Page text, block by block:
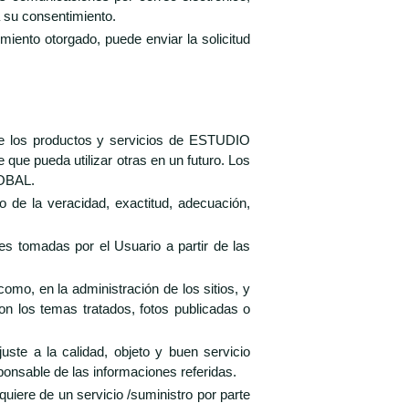
consentimiento.
otorgado, puede enviar la solicitud
los productos y servicios de ESTUDIO
pueda utilizar otras en un futuro. Los
la veracidad, exactitud, adecuación,
tomadas por el Usuario a partir de las
en la administración de los sitios, y
los temas tratados, fotos publicadas o
a la calidad, objeto y buen servicio
de las informaciones referidas.
de un servicio /suministro por parte